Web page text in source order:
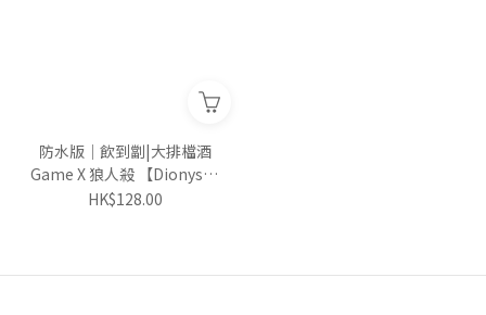
防水版｜飲到劏|大排檔酒
Game X 狼人殺 【Dionysus
酒神】
HK$128.00